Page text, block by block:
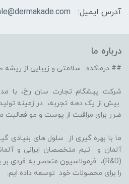
آدرس ایمیل:
درباره ما
## درماکده: سلامتی و زیبایی از ریشه
شرکت پیشگام تجارت سان رخ، با
بیش از یک دهه تجربه، در زمینه
ضرر برای مراقبت از پوست و مو فعالیت
آلمان و تیم متخصصان ایرانی و
را برای محصولات خود توسعه داده ایم.